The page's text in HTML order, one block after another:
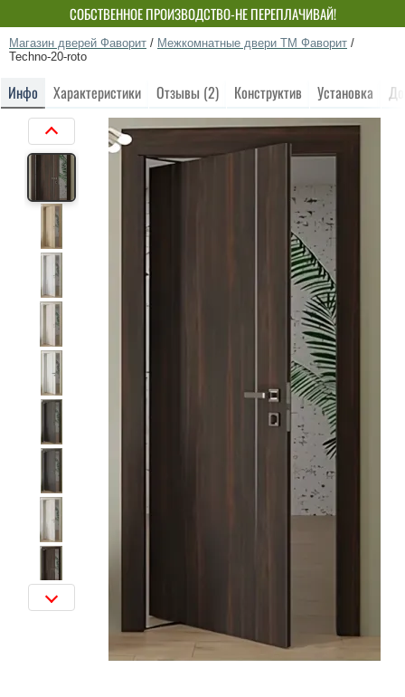
СОБСТВЕННОЕ ПРОИЗВОДСТВО-НЕ ПЕРЕПЛАЧИВАЙ!
Магазин дверей Фаворит / Межкомнатные двери ТМ Фаворит /
Techno-20-roto
Инфо Характеристики Отзывы (2) Конструктив Установка